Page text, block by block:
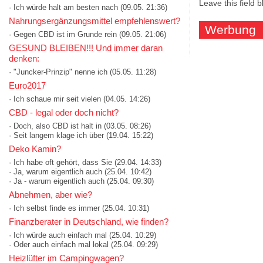
· Ich würde halt am besten nach (09.05. 21:36)
Nahrungsergänzungsmittel empfehlenswert?
· Gegen CBD ist im Grunde rein (09.05. 21:06)
GESUND BLEIBEN!!! Und immer daran
denken:
· "Juncker-Prinzip" nenne ich (05.05. 11:28)
Euro2017
· Ich schaue mir seit vielen (04.05. 14:26)
CBD - legal oder doch nicht?
· Doch, also CBD ist halt in (03.05. 08:26)
· Seit langem klage ich über (19.04. 15:22)
Deko Kamin?
· Ich habe oft gehört, dass Sie (29.04. 14:33)
· Ja, warum eigentlich auch (25.04. 10:42)
· Ja - warum eigentlich auch (25.04. 09:30)
Abnehmen, aber wie?
· Ich selbst finde es immer (25.04. 10:31)
Finanzberater in Deutschland, wie finden?
· Ich würde auch einfach mal (25.04. 10:29)
· Oder auch einfach mal lokal (25.04. 09:29)
Heizlüfter im Campingwagen?
Leave this field
Werbung